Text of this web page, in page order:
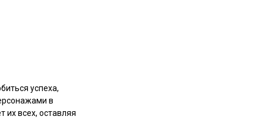
успеха,
в
их всех, оставляя